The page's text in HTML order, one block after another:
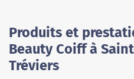
Produits et
Beauty Coiff à
Tréviers